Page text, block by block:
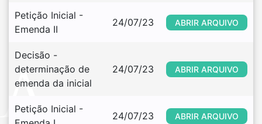
Petição Inicial -
Emenda II
24/07/23 ABRIR ARQUIVO
Decisão -
determinação de
emenda da inicial
24/07/23 ABRIR ARQUIVO
Petição Inicial -
24/07/23 ABRIR ARQUIVO